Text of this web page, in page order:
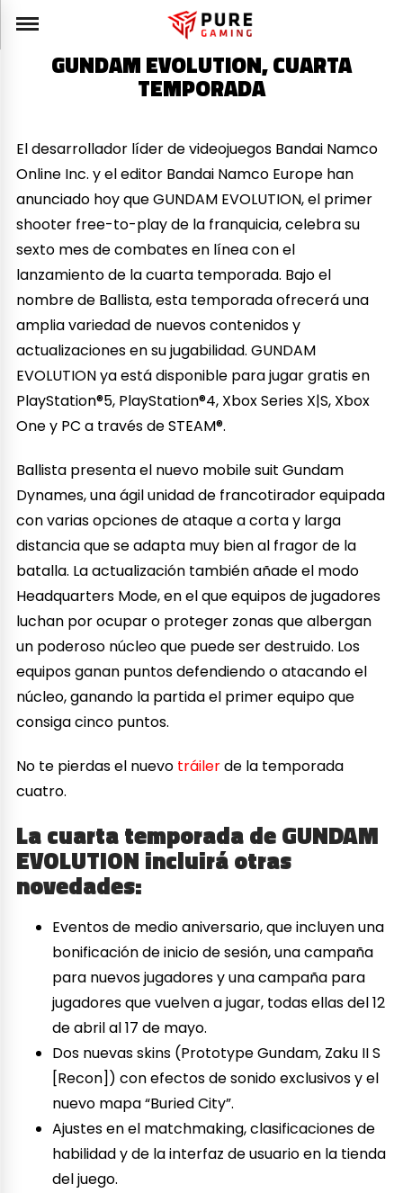
GUNDAM EVOLUTION, CUARTA
TEMPORADA
El desarrollador líder de videojuegos Bandai Namco
Online Inc. y el editor Bandai Namco Europe han
anunciado hoy que GUNDAM EVOLUTION, el primer
shooter free-to-play de la franquicia, celebra su
sexto mes de combates en línea con el
lanzamiento de la cuarta temporada. Bajo el
nombre de Ballista, esta temporada ofrecerá una
amplia variedad de nuevos contenidos y
actualizaciones en su jugabilidad. GUNDAM
EVOLUTION ya está disponible para jugar gratis en
PlayStation®5, PlayStation®4, Xbox Series X|S, Xbox
One y PC a través de STEAM®.
Ballista presenta el nuevo mobile suit Gundam
Dynames, una ágil unidad de francotirador equipada
con varias opciones de ataque a corta y larga
distancia que se adapta muy bien al fragor de la
batalla. La actualización también añade el modo
Headquarters Mode, en el que equipos de jugadores
luchan por ocupar o proteger zonas que albergan
un poderoso núcleo que puede ser destruido. Los
equipos ganan puntos defendiendo o atacando el
núcleo, ganando la partida el primer equipo que
consiga cinco puntos.
No te pierdas el nuevo tráilerde la temporada
cuatro.
La cuarta temporada de GUNDAM
EVOLUTION incluirá otras
novedades:
Eventos de medio aniversario, que incluyen una
bonificación de inicio de sesión, una campaña
para nuevos jugadores y una campaña para
jugadores que vuelven a jugar, todas ellas del 12
de abril al 17 de mayo.
Dos nuevas skins (Prototype Gundam, Zaku II S
[Recon]) con efectos de sonido exclusivos y el
nuevo mapa “Buried City”.
Ajustes en el matchmaking, clasificaciones de
habilidad y de la interfaz de usuario en la tienda
del juego.